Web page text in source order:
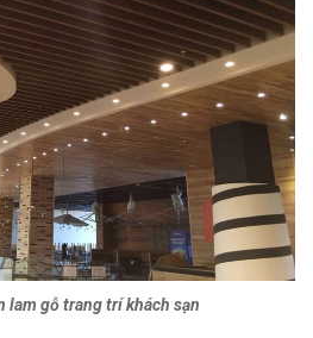
lam gỗ trang trí khách sạn